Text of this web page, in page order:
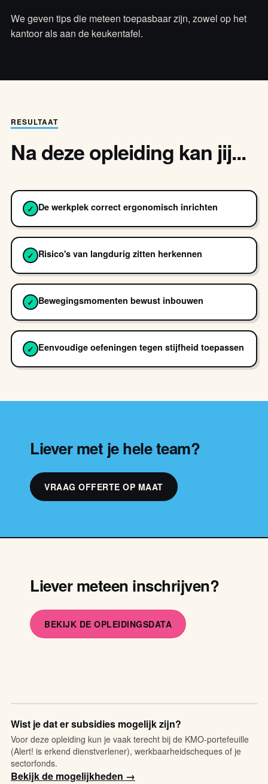
We geven tips die meteen toepasbaar zijn, zowel op het
kantoor als aan de keukentafel.
RESULTAAT
Na deze opleiding kan jij...
✓ De werkplek correct ergonomisch inrichten
✓ Risico's van langdurig zitten herkennen
✓ Bewegingsmomenten bewust inbouwen
✓ Eenvoudige oefeningen tegen stijfheid toepassen
Liever met je hele team?
VRAAG OFFERTE OP MAAT
Liever meteen inschrijven?
BEKIJK DE OPLEIDINGSDATA
Wist je dat er subsidies mogelijk zijn?
Voor deze opleiding kun je vaak terecht bij de KMO-portefeuille
(Alert! is erkend dienstverlener), werkbaarheidscheques of je
sectorfonds.
Bekijk de mogelijkheden →